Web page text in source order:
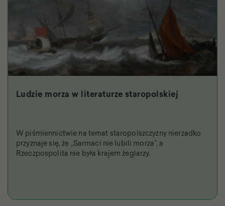
Ludzie morza w literaturze staropolskiej
W piśmiennictwie na temat staropolszczyzny nierzadko
przyznaje się, że „Sarmaci nie lubili morza”, a
Rzeczpospolita nie była krajem żeglarzy.